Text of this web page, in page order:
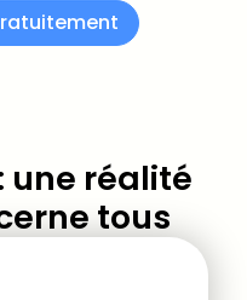
une réalité
tous